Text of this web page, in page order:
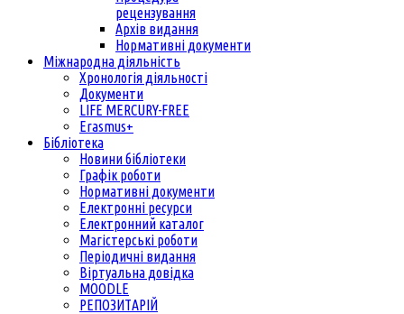
рецензування
Архів видання
Нормативні документи
Міжнародна діяльність
Хронологія діяльності
Документи
LIFE MERCURY-FREE
Erasmus+
Бібліотека
Новини бібліотеки
Графік роботи
Нормативні документи
Електронні ресурси
Електронний каталог
Магістерські роботи
Періодичні видання
Віртуальна довідка
MOODLE
РЕПОЗИТАРІЙ